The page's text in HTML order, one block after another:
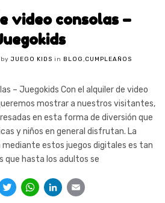
video consolas –
by JUEGO KIDS in BLOG,CUMPLEAÑOS
– Juegokids Con el alquiler de video
mostrar a nuestros visitantes,
en esta forma de diversión que
y niños en general disfrutan. La
estos juegos digitales es tan
que hasta los adultos se
Twitter
WhatsApp
LinkedIn